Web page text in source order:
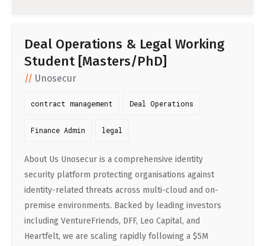
Deal Operations & Legal Working
Student [Masters/PhD]
Unosecur
contract management Deal Operations
Finance Admin legal
About Us Unosecur is a comprehensive identity
security platform protecting organisations against
identity-related threats across multi-cloud and on-
premise environments. Backed by leading investors
including VentureFriends, DFF, Leo Capital, and
Heartfelt, we are scaling rapidly following a $5M